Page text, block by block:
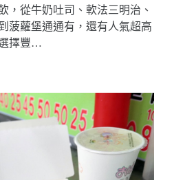
，從牛奶吐司、軟法三明治、
菠蘿堡通通有，還有人氣超高
擇豐…